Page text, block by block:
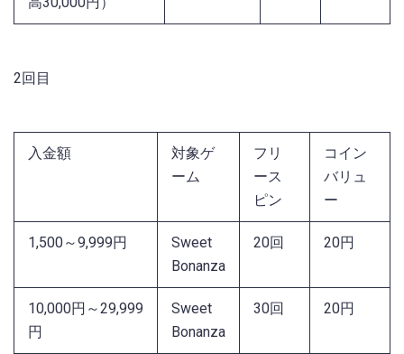
2回目
入金額
対象ゲ
ーム
フリ
ース
ピン
コイン
バリュ
ー
1,500～9,999円
Sweet
Bonanza
20回 20円
10,000円～29,999
円
Sweet
Bonanza
30回 20円